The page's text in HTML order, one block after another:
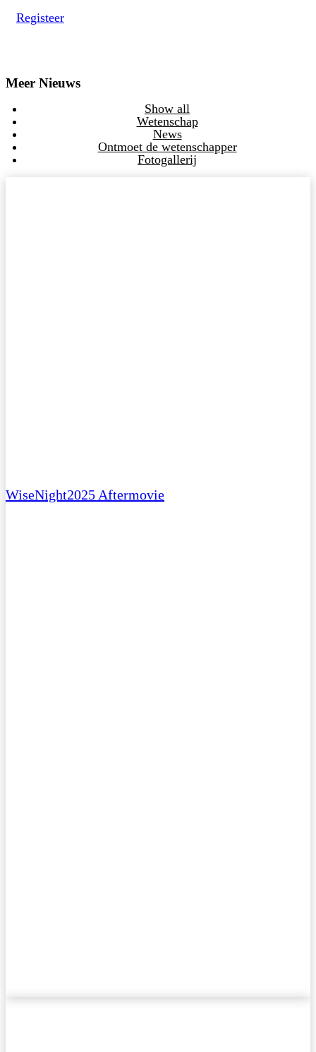
Registeer
Meer Nieuws
Show all
Wetenschap
News
Ontmoet de wetenschapper
Fotogallerij
WiseNight2025 Aftermovie